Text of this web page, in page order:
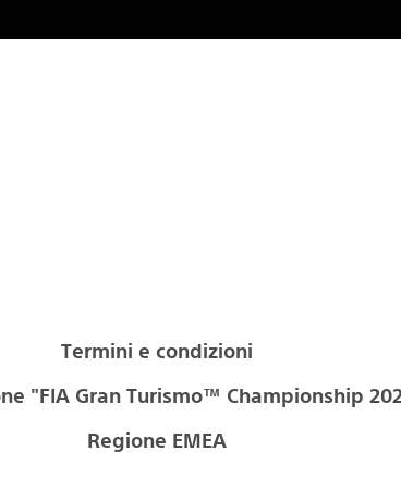
Termini e condizioni
"FIA Gran Turismo™ Championship
Regione EMEA